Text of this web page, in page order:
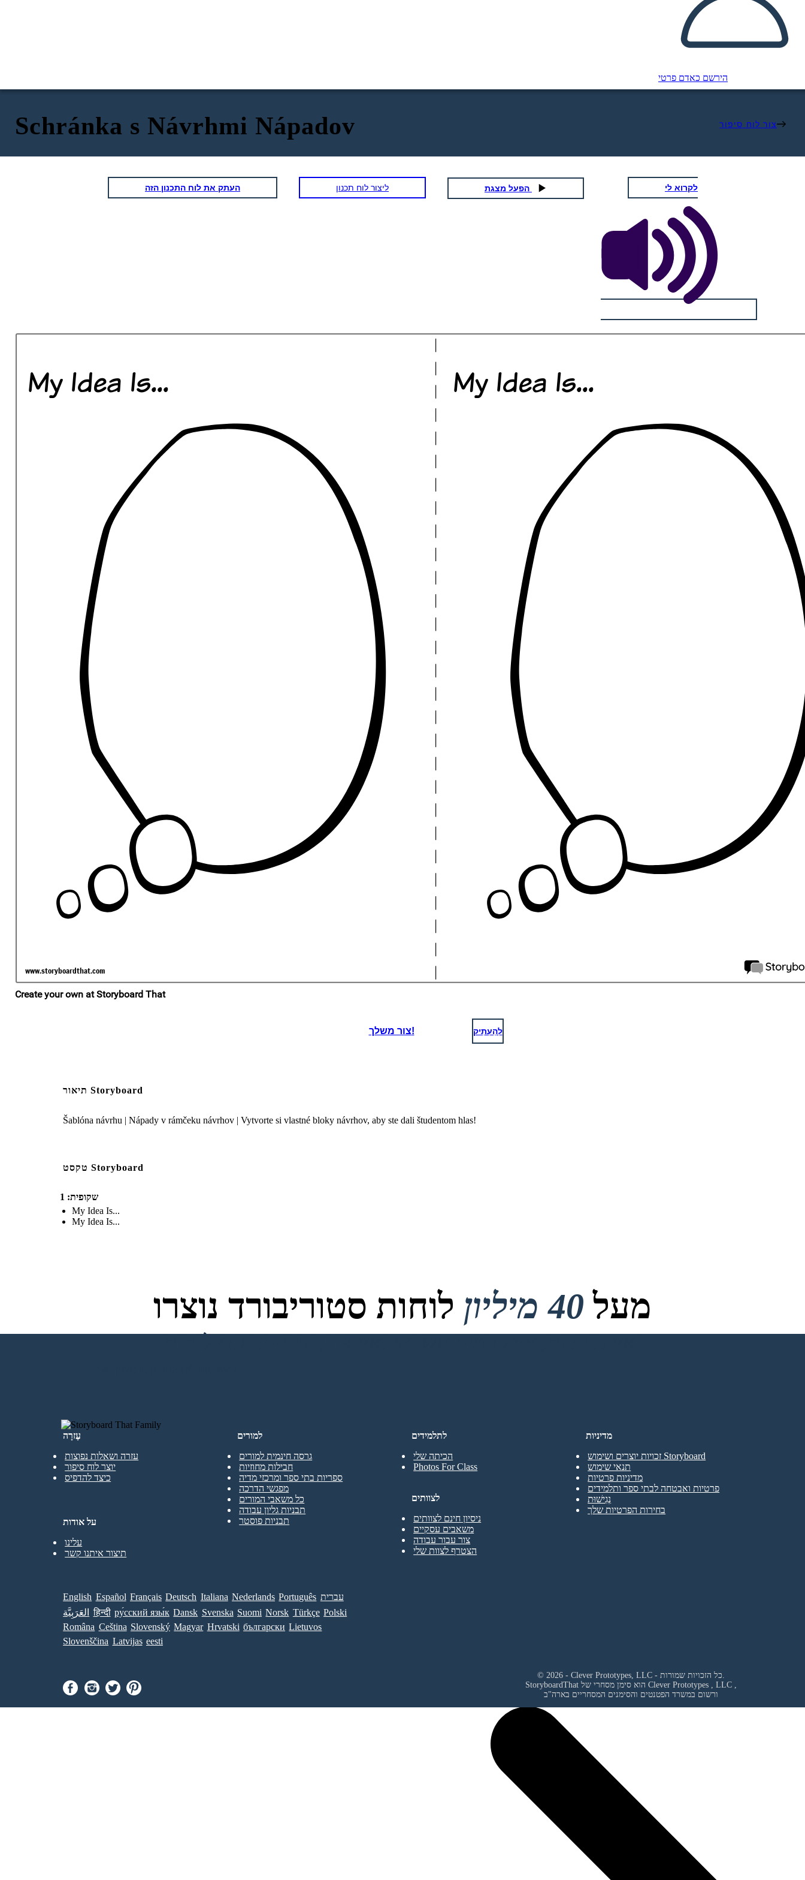
הירשם כאדם פרטי
Schránka s Návrhmi Nápadov צור לוח סיפור
העתק את לוח התכנון הזה ליצור לוח תכנון לקרוא לי
צור משלך! לְהַעְתִיק
תיאור Storyboard
Šablóna návrhu | Nápady v rámčeku návrhov | Vytvorte si vlastné bloky návrhov, aby ste dali študentom hlas!
טקסט Storyboard
שקופית: 1
My Idea Is...
My Idea Is...
מעל 40 מיליון לוחות סטוריבורד נוצרו
אין הורדות, אין כרטיס אשראי ואין צורך בכניסה כדי לנסות!
עֶזרָה
עזרה ושאלות נפוצות
יוצר לוח סיפור
כיצד להדפיס
לתלמידים
הכיתה שלי
Photos For Class
למורים
גרסה חינמית למורים
חבילות מחוזיות
ספריות בתי ספר ומרכזי מדיה
מפגשי הדרכה
כל משאבי המורים
תבניות גליון עבודה
תבניות פוסטר
לצוותים
ניסיון חינם לצוותים
משאבים עסקיים
צור עבור עבודה
הצטרף לצוות שלי
על אודות
עלינו
תיצור איתנו קשר
מדיניות
זכויות יוצרים ושימוש Storyboard
תנאי שימוש
מדיניות פרטיות
פרטיות ואבטחה לבתי ספר ותלמידים
נְגִישׁוּת
בחירות הפרטיות שלך
English Español Français Deutsch Italiana Nederlands Português עברית
العَرَبِيَّة
हिन्दी ру́сский язы́к Dansk Svenska Suomi Norsk Türkçe Polski
Româna Ceština Slovenský Magyar Hrvatski български Lietuvos
Slovenščina Latvijas eesti
Clever Prototypes , LLC
ורשום במשרד הפטנטים והסימנים המסחריים בארה"ב